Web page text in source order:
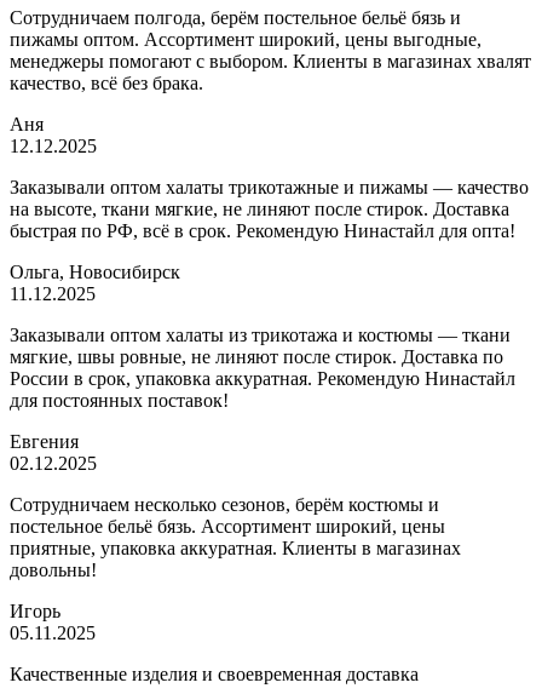
Сотрудничаем полгода, берём постельное бельё бязь и
пижамы оптом. Ассортимент широкий, цены выгодные,
менеджеры помогают с выбором. Клиенты в магазинах хвалят
качество, всё без брака.
Аня
12.12.2025
Заказывали оптом халаты трикотажные и пижамы — качество
на высоте, ткани мягкие, не линяют после стирок. Доставка
быстрая по РФ, всё в срок. Рекомендую Нинастайл для опта!
Ольга, Новосибирск
11.12.2025
Заказывали оптом халаты из трикотажа и костюмы — ткани
мягкие, швы ровные, не линяют после стирок. Доставка по
России в срок, упаковка аккуратная. Рекомендую Нинастайл
для постоянных поставок!
Евгения
02.12.2025
Сотрудничаем несколько сезонов, берём костюмы и
постельное бельё бязь. Ассортимент широкий, цены
приятные, упаковка аккуратная. Клиенты в магазинах
довольны!
Игорь
05.11.2025
Качественные изделия и своевременная доставка